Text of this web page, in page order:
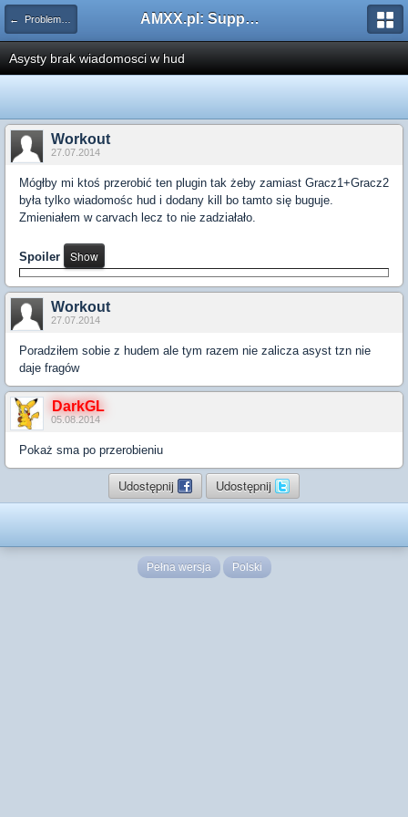
← Problemy z pluginami AMXX.pl: Support AMX Mod X i SourceMod
Asysty brak wiadomosci w hud
Workout
27.07.2014
Mógłby mi ktoś przerobić ten plugin tak żeby zamiast Gracz1+Gracz2
była tylko wiadomośc hud i dodany kill bo tamto się buguje.
Zmieniałem w carvach lecz to nie zadziałało.
Spoiler
Workout
27.07.2014
Poradziłem sobie z hudem ale tym razem nie zalicza asyst tzn nie
daje fragów
DarkGL
05.08.2014
Pokaż sma po przerobieniu
Udostępnij Udostępnij
Pełna wersja Polski